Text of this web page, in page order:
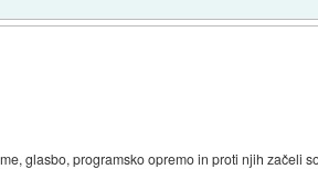
glasbo, programsko opremo in proti njih začeli